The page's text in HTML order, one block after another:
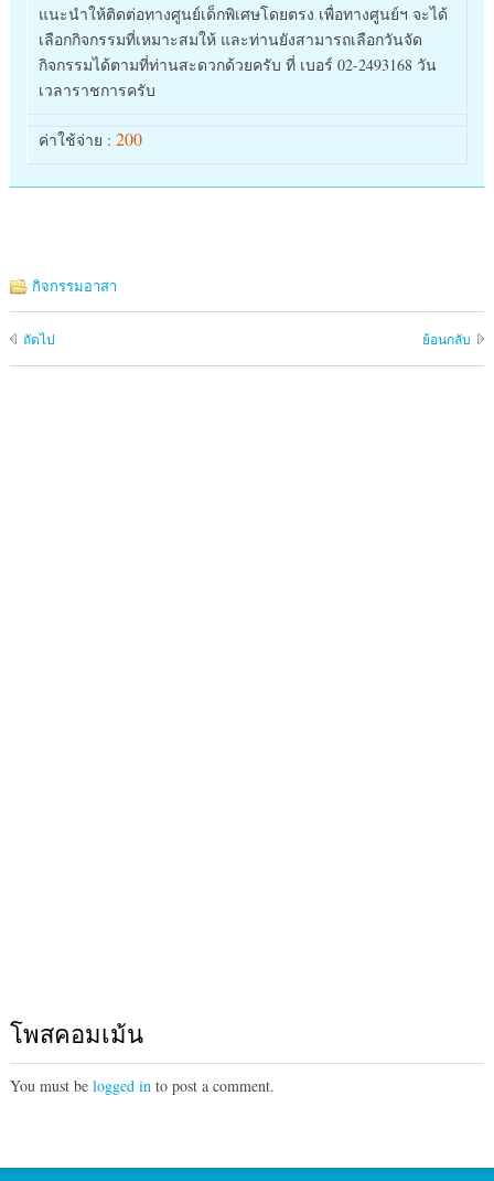
แนะนำให้ติดต่อทางศูนย์เด็กพิเศษโดยตรง เพื่อทางศูนย์ฯ จะได้
เลือกกิจกรรมที่เหมาะสมให้ และท่านยังสามารถเลือกวันจัด
กิจกรรมได้ตามที่ท่านสะดวกด้วยครับ ที่ เบอร์ 02-2493168 วัน
เวลาราชการครับ
ค่าใช้จ่าย : 200
กิจกรรมอาสา
ถัดไป ย้อนกลับ
โพสคอมเม้น
You must be logged into post a comment.